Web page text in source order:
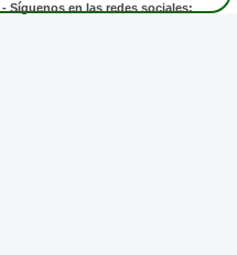
- Síguenos en las redes sociales: